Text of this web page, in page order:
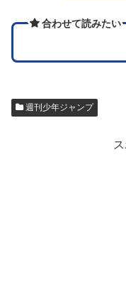
合わせて読みたい
週刊少年ジャンプ